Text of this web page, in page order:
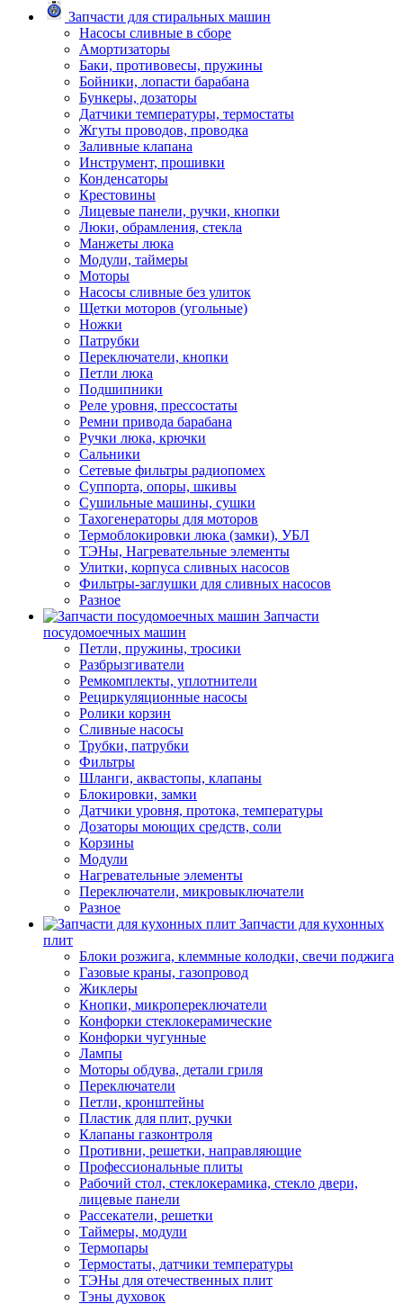
Запчасти для стиральных машин
Насосы сливные в сборе
Амортизаторы
Баки, противовесы, пружины
Бойники, лопасти барабана
Бункеры, дозаторы
Датчики температуры, термостаты
Жгуты проводов, проводка
Заливные клапана
Инструмент, прошивки
Конденсаторы
Крестовины
Лицевые панели, ручки, кнопки
Люки, обрамления, стекла
Манжеты люка
Модули, таймеры
Моторы
Насосы сливные без улиток
Щетки моторов (угольные)
Ножки
Патрубки
Переключатели, кнопки
Петли люка
Подшипники
Реле уровня, прессостаты
Ремни привода барабана
Ручки люка, крючки
Сальники
Сетевые фильтры радиопомех
Суппорта, опоры, шкивы
Сушильные машины, сушки
Тахогенераторы для моторов
Термоблокировки люка (замки), УБЛ
ТЭНы, Нагревательные элементы
Улитки, корпуса сливных насосов
Фильтры-заглушки для сливных насосов
Разное
Запчасти
посудомоечных машин
Петли, пружины, тросики
Разбрызгиватели
Ремкомплекты, уплотнители
Рециркуляционные насосы
Ролики корзин
Сливные насосы
Трубки, патрубки
Фильтры
Шланги, аквастопы, клапаны
Блокировки, замки
Датчики уровня, протока, температуры
Дозаторы моющих средств, соли
Корзины
Модули
Нагревательные элементы
Переключатели, микровыключатели
Разное
Запчасти для кухонных
плит
Блоки розжига, клеммные колодки, свечи поджига
Газовые краны, газопровод
Жиклеры
Кнопки, микропереключатели
Конфорки стеклокерамические
Конфорки чугунные
Лампы
Моторы обдува, детали гриля
Переключатели
Петли, кронштейны
Пластик для плит, ручки
Клапаны газконтроля
Противни, решетки, направляющие
Профессиональные плиты
Рабочий стол, стеклокерамика, стекло двери,
лицевые панели
Рассекатели, решетки
Таймеры, модули
Термопары
Термостаты, датчики температуры
ТЭНы для отечественных плит
Тэны духовок